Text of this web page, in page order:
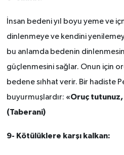
İnsan bedeni yıl boyu yeme ve
dinlenmeye ve kendini
bu anlamda bedenin
güçlenmesini sağlar. Onun için
bedene sıhhat verir. Bir hadiste
buyurmuşlardır: «Oruç tutunuz,
(Taberani)
9- Kötülüklere karşı kalkan: